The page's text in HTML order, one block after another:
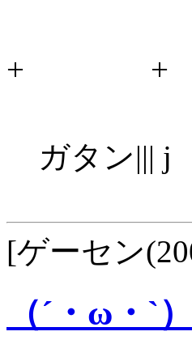
/
+
./ ,
ガタン
[ゲーセン
（´・ω・`）